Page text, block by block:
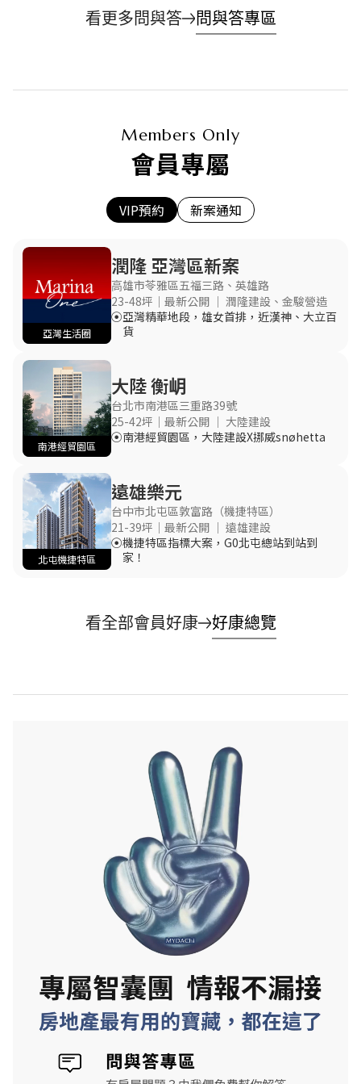
看更多問與答 問與答專區
Members Only
會員專屬
VIP預約 新案通知
亞灣生活圈
潤隆 亞灣區新案
⾼雄市苓雅區五福三路、英雄路
23-48坪｜最新公開 ｜ 潤隆建設、金駿營造
亞灣精華地段，雄女首排，近漢神、大立百
貨
南港經貿園區
大陸 衡岄
台北市南港區三重路39號
25-42坪｜最新公開 ｜ 大陸建設
南港經貿園區，大陸建設X挪威snøhetta
北屯機捷特區
遠雄樂元
台中市北屯區敦富路（機捷特區）
21-39坪｜最新公開 ｜ 遠雄建設
機捷特區指標大案，G0北屯總站到站到
家！
華固譽誠
面臨路
價位★★★★☆
符合區域行情，精緻中小坪數
富藝居
地段★★★★★
大安站步行約2分，坐擁大安森林公園綠
意
規劃★★★★☆
1-3房，SRC結構，進口知名品牌建材
價位★★★☆☆
行情
看全部會員好康 好康總覽